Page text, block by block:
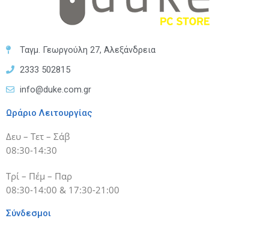
Ταγμ. Γεωργούλη 27, Αλεξάνδρεια
2333 502815
info@duke.com.gr
Ωράριο Λειτουργίας
Δευ – Τετ – Σάβ
08:30-14:30
Τρί – Πέμ – Παρ
08:30-14:00 & 17:30-21:00
Σύνδεσμοι